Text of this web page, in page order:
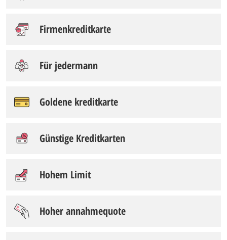
Firmenkreditkarte
Für jedermann
Goldene kreditkarte
Günstige Kreditkarten
Hohem Limit
Hoher annahmequote